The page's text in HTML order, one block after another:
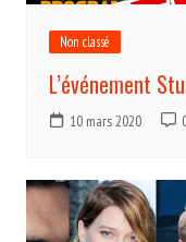
Non classé
L’événement
10 mars 2020